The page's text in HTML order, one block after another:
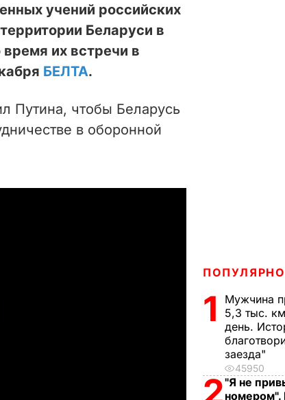
учений российских
Беларуси в
их встречи в
БЕЛТА.
Путина, чтобы Беларусь
в оборонной
1
Мужчина
5,3 тыс.
день.
заезда"
45950
2"Я не
номером".